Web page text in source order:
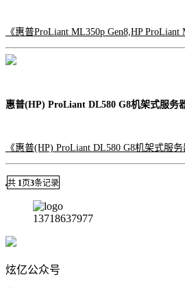
《惠普ProLiant ML350p Gen8,HP ProLiant
惠普(HP) ProLiant DL580 G8机架式服务
《惠普(HP) ProLiant DL580 G8机架式服务
共 1页3条记录
13718637977
炫亿公众号